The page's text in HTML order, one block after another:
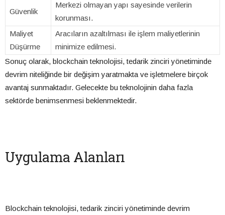
Güvenlik
Merkezi olmayan yapı sayesinde verilerin
korunması.
Maliyet
Düşürme
Aracıların azaltılması ile işlem maliyetlerinin
minimize edilmesi.
Sonuç olarak, blockchain teknolojisi, tedarik zinciri yönetiminde
devrim niteliğinde bir değişim yaratmakta ve işletmelere birçok
avantaj sunmaktadır. Gelecekte bu teknolojinin daha fazla
sektörde benimsenmesi beklenmektedir.
Uygulama Alanları
Blockchain teknolojisi, tedarik zinciri yönetiminde devrim